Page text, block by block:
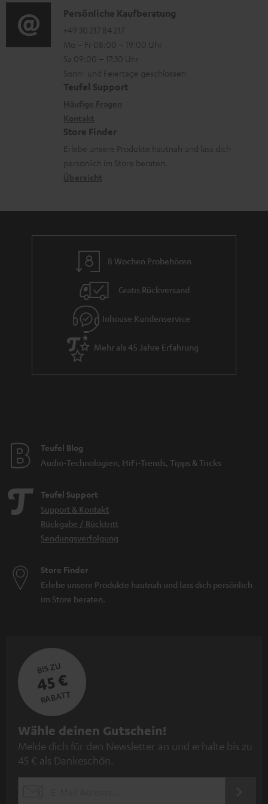
t
i
o
n
e
u
r
r
a
i
o
-
L
e
k
o
K
o
n
t
a
d
a
n
Persönliche Kaufberatung
+49 30 217 84 217
Mo – Fr 08:00 – 19:00 Uhr
Sa 09:00 – 17:30 Uhr
Sonn- und Feiertage geschlossen
Teufel Support
Store Finder
Erlebe unsere Produkte hautnah und lass dich
persönlich im Store beraten.
8 Wochen Probehören
Gratis Rückversand
Inhouse Kundenservice
Mehr als 45 Jahre Erfahrung
Teufel Blog
Audio-Technologien, HiFi-Trends, Tipps & Tricks
Teufel Support
Support & Kontakt
Rückgabe / Rücktritt
Sendungsverfolgung
Store Finder
Erlebe unsere Produkte hautnah und lass dich persönlich
im Store beraten.
BIS ZU
45 €
RABATT
N
e
w
Wähle deinen Gutschein!
Melde dich für den Newsletter an und erhalte bis zu
45 € als Dankeschön.